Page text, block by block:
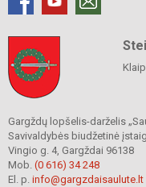
Gargždų lopšelis-darželis
Savivaldybės biudžetinė
Vingio g. 4, Gargždai 96138
Mob. (0 616) 34 248
El. p. info@gargzdaisaulute.lt